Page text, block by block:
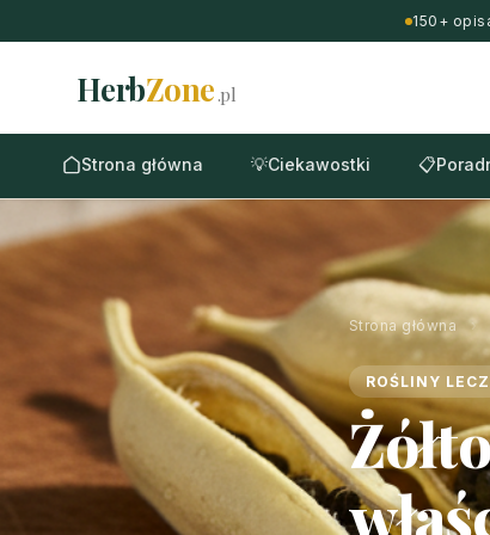
150+
HerbZone.pl
Strona główna 💡Ciekawostki 📋
Strona główna ›
ROŚLINY